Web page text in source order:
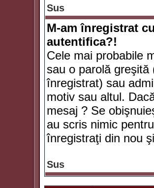
Sus
M-am înregistrat
autentifica?!
Cele mai probabile
sau o parolă
înregistrat) sau
motiv sau altul.
mesaj ? Se
au scris nimic
înregistraţi din nou
Sus